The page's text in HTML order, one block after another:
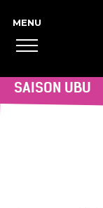
SAISON UBU